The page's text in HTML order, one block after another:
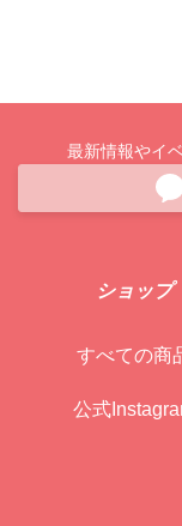
最新情報やイ
ショップ
すべての商
公式